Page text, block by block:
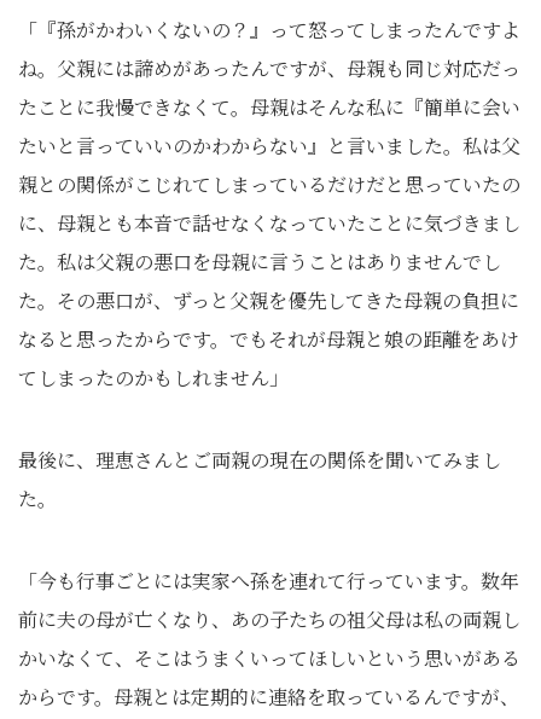
「『孫がかわいくないの？』って怒ってしまったんですよ
ね。父親には諦めがあったんですが、母親も同じ対応だっ
たことに我慢できなくて。母親はそんな私に『簡単に会い
たいと言っていいのかわからない』と言いました。私は父
親との関係がこじれてしまっているだけだと思っていたの
に、母親とも本音で話せなくなっていたことに気づきまし
た。私は父親の悪口を母親に言うことはありませんでし
た。その悪口が、ずっと父親を優先してきた母親の負担に
なると思ったからです。でもそれが母親と娘の距離をあけ
てしまったのかもしれません」
最後に、理恵さんとご両親の現在の関係を聞いてみまし
た。
「今も行事ごとには実家へ孫を連れて行っています。数年
前に夫の母が亡くなり、あの子たちの祖父母は私の両親し
かいなくて、そこはうまくいってほしいという思いがある
からです。母親とは定期的に連絡を取っているんですが、